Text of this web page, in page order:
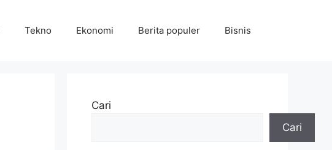
Tekno Ekonomi Berita populer Bisnis
Cari
Cari